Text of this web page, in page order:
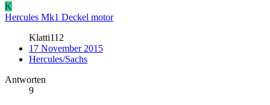
K
Hercules Mk1 Deckel motor
Klatti112
17 November 2015
Hercules/Sachs
Antworten
9